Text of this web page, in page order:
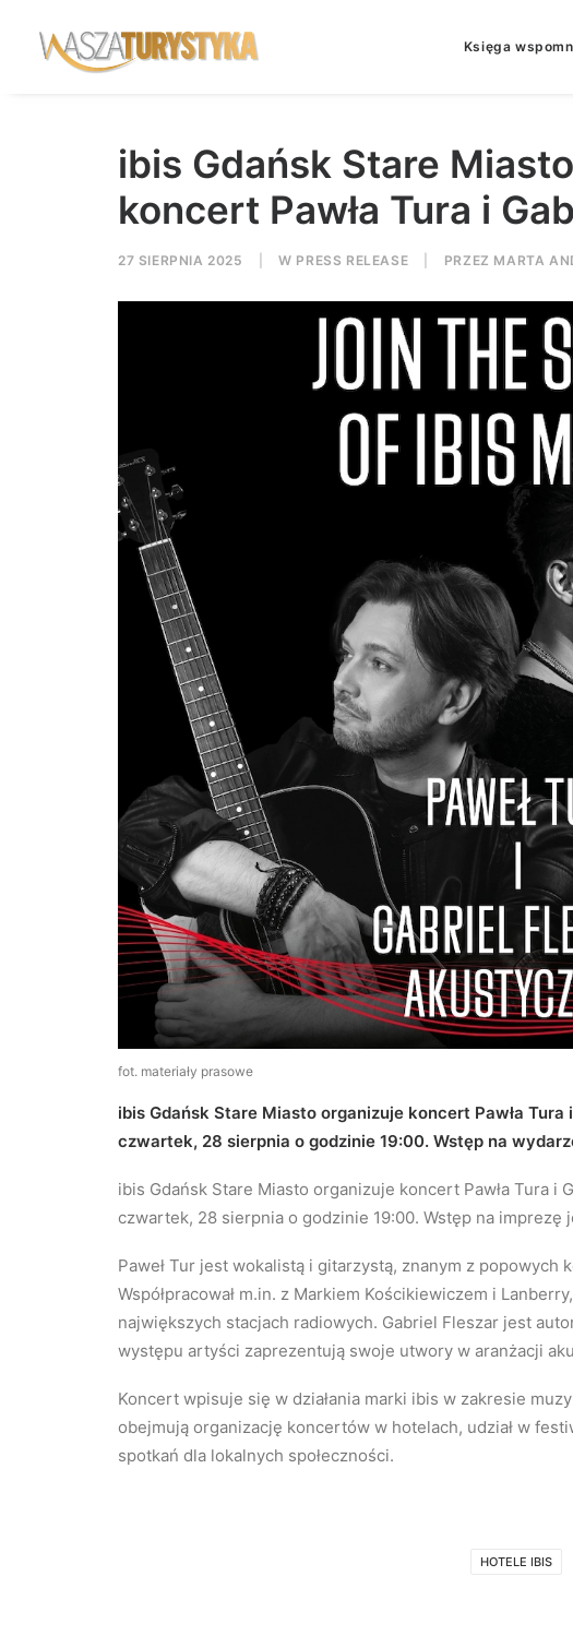
Księga
ibis Gdańsk Stare
koncert Pawła Tura i
27 SIERPNIA 2025 W PRESS RELEASE PRZEZ MARTA
fot. materiały prasowe
ibis Gdańsk Stare Miasto organizuje koncert Pawła
czwartek, 28 sierpnia o godzinie 19:00. Wstęp na
ibis Gdańsk Stare Miasto organizuje koncert Pawła Tura i
czwartek, 28 sierpnia o godzinie 19:00. Wstęp na imprezę
Paweł Tur jest wokalistą i gitarzystą, znanym z
Współpracował m.in. z Markiem Kościkiewiczem i
największych stacjach radiowych. Gabriel Fleszar jest
występu artyści zaprezentują swoje utwory w aranżacji
Koncert wpisuje się w działania marki ibis w zakresie
obejmują organizację koncertów w hotelach, udział w
spotkań dla lokalnych społeczności.
HOTELE IBIS